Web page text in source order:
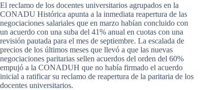
El reclamo de los docentes universitarios agrupados en la
CONADU Histórica apunta a la inmediata reapertura de las
negociaciones salariales que en marzo habían concluido con
un acuerdo con una suba del 41% anual en cuotas con una
revisión pautada para el mes de septiembre. La escalada de
precios de los últimos meses que llevó a que las nuevas
negociaciones paritarias sellen acuerdos del orden del 60%
empujó a la CONADUH que no había firmado el acuerdo
inicial a ratificar su reclamo de reapertura de la paritaria de los
docentes universitarios.